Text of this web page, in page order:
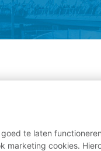
te laten
cookies.